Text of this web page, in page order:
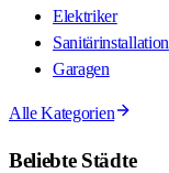
Elektriker
Sanitärinstallation
Garagen
Alle Kategorien
Beliebte Städte